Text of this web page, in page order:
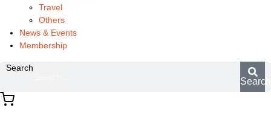
Travel
Others
News & Events
Membership
Search
Search